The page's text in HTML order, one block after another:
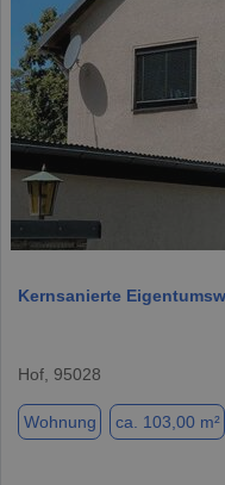
Kernsanierte
Hof, 95028
Wohnung ca. 103,00 m²